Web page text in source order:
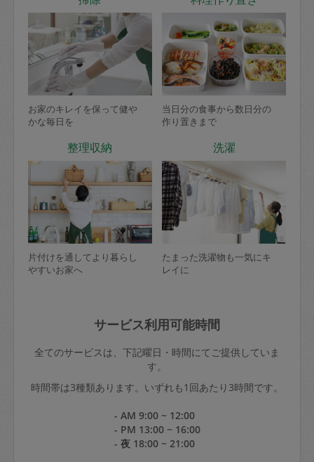
お家のキレイを保って健や
かな毎日を
当日分の食事から数日分の
作り置きまで
整理収納
片付けを通してより暮らし
やすいお家へ
洗濯
たまった洗濯物も一気にキ
レイに
サービス利用可能時間
全てのサービスは、下記曜日・時間にてご提供していま
す。
時間帯は3種類あります。いずれも1回あたり3時間です。
- AM 9:00 ~ 12:00
- PM 13:00 ~ 16:00
- 夜 18:00 ~ 21:00